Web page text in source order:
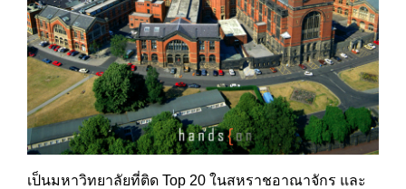
เป็นมหาวิทยาลัยที่ติด Top 20 ในสหราชอาณาจักร และ